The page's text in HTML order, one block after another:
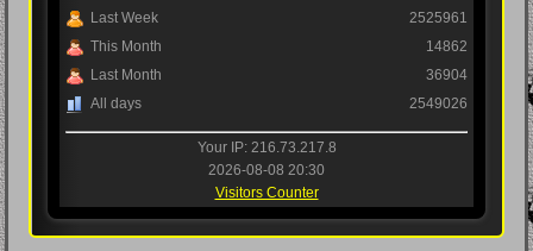
Last Week
This Month
Last Month
All days
2525961
14862
36904
2549026
Your IP: 216.73.217.8
2026-08-08 20:30
Visitors Counter